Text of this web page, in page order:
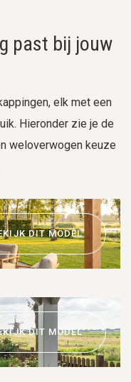
past bij jouw
elk met een
Hieronder zie je de
weloverwogen keuze
DIT MODEL
DIT MODEL